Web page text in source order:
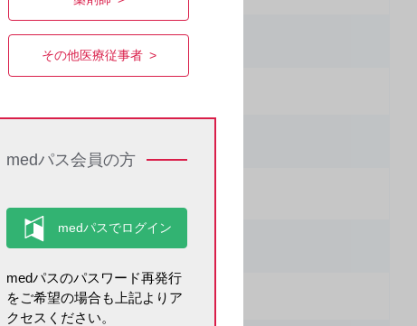
英語版 PDF WORD
その他医療従事者
medパス会員の方
medパスのパスワード再発行
をご希望の場合も上記よりア
クセスください。